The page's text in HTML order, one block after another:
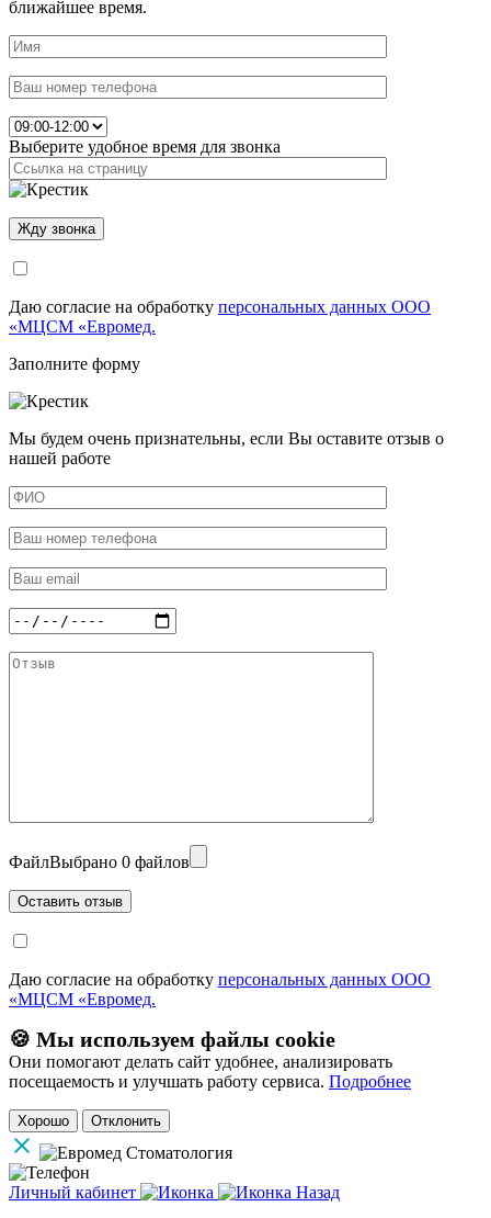
ближайшее время.
Выберите удобное время для звонка
Даю согласие на обработку персональных данных ООО
«МЦСМ «Евромед.
Заполните форму
Мы будем очень признательны, если Вы оставите отзыв о
нашей работе
ФайлВыбрано 0 файлов
Даю согласие на обработку персональных данных ООО
«МЦСМ «Евромед.
🍪 Мы используем файлы cookie
Они помогают делать сайт удобнее, анализировать
посещаемость и улучшать работу сервиса. Подробнее
Хорошо Отклонить
Личный кабинет
Назад